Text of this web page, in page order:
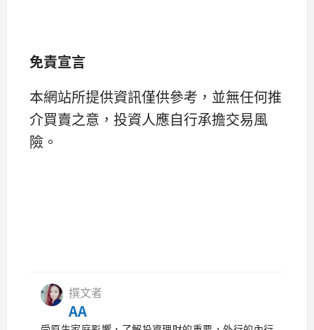
免責宣言
本網站所提供資訊僅供參考，並無任何推
介買賣之意，投資人應自行承擔交易風
險。
撰文者
AA